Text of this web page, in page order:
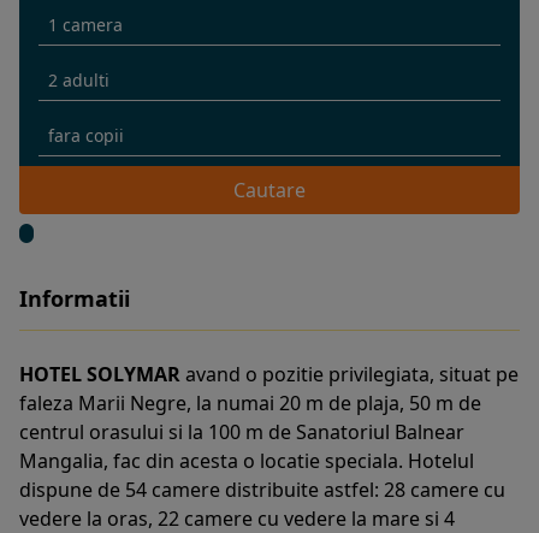
Cautare
Informatii
HOTEL SOLYMARavand o pozitie privilegiata, situat pe
faleza Marii Negre, la numai 20 m de plaja, 50 m de
centrul orasului si la 100 m de Sanatoriul Balnear
Mangalia, fac din acesta o locatie speciala. Hotelul
dispune de 54 camere distribuite astfel: 28 camere cu
vedere la oras, 22 camere cu vedere la mare si 4